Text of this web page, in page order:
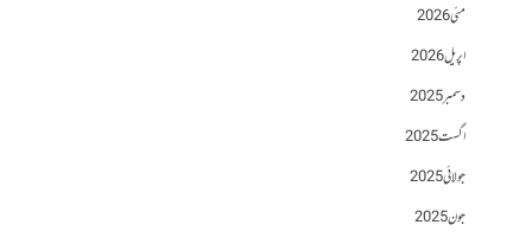
مئی 2026
اپریل 2026
دسمبر 2025
اگست 2025
جولائی 2025
جون 2025